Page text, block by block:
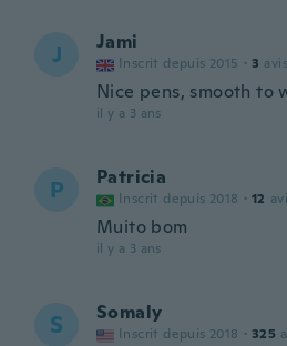
J Jami
Inscrit depuis 2015 · 3 avis
Nice pens, smooth to
il y a 3 ans
P Patricia
Inscrit depuis 2018 · 12
Muito bom
il y a 3 ans
S Somaly
Inscrit depuis 2018 · 325